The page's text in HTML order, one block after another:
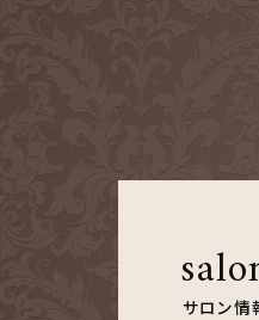
サロン情